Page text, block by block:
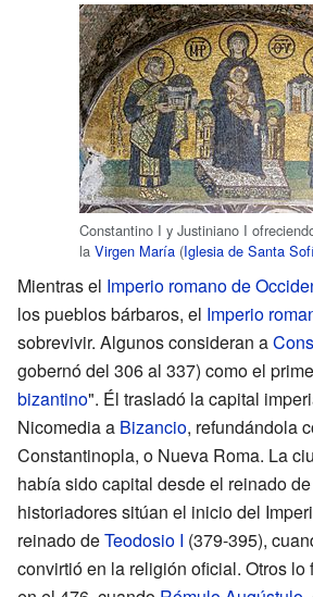
Constantino I y Justiniano I
la Virgen María (Iglesia de Santa
Mientras el Imperio romano de
los pueblos bárbaros, el Imperio
sobrevivir. Algunos consideran a
gobernó del 306 al 337) como el
bizantino". Él trasladó la capital
Nicomedia a Bizancio, refundándola
Constantinopla, o Nueva Roma. La
había sido capital desde el reinado de
historiadores sitúan el inicio del
reinado deTeodosio I (379-395),
convirtió en la religión oficial. Otros lo